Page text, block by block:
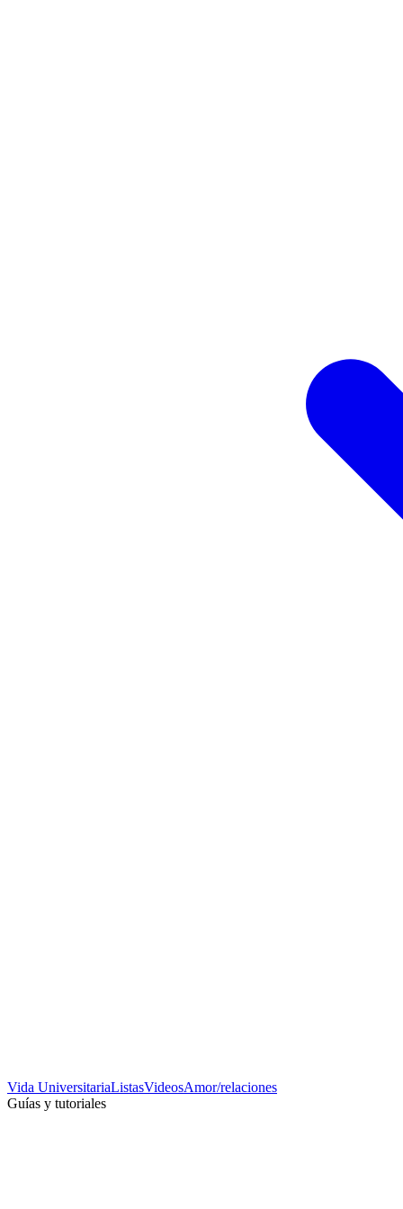
Vida UniversitariaListasVideosAmor/relaciones
Guías y tutoriales